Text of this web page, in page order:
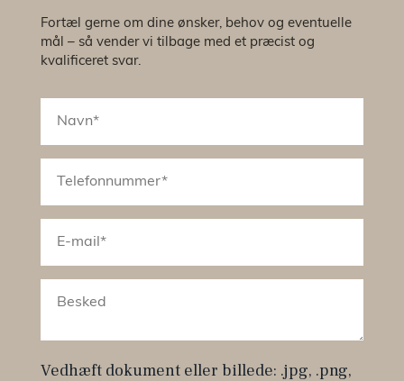
Fortæl gerne om dine ønsker, behov og eventuelle
mål – så vender vi tilbage med et præcist og
kvalificeret svar.
Vedhæft dokument eller billede: .jpg, .png,